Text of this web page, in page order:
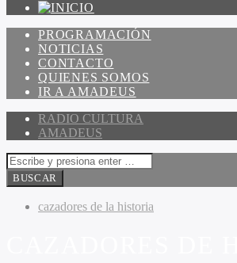
PROGRAMACIÓN
NOTICIAS
CONTACTO
QUIENES SOMOS
IR A AMADEUS
RADIO CULTURA
AMADEUS
cazadores de la historia